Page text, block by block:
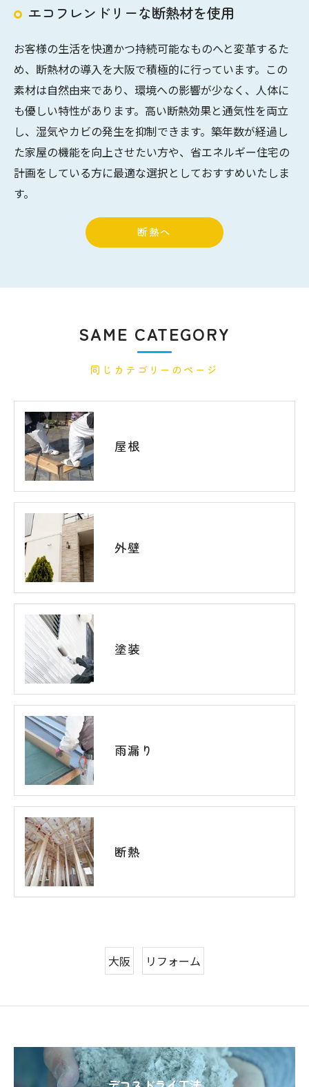
エコフレンドリーな断熱材を使用
お客様の生活を快適かつ持続可能なものへと変革するた
め、断熱材の導入を大阪で積極的に行っています。この
素材は自然由来であり、環境への影響が少なく、人体に
も優しい特性があります。高い断熱効果と通気性を両立
し、湿気やカビの発生を抑制できます。築年数が経過し
た家屋の機能を向上させたい方や、省エネルギー住宅の
計画をしている方に最適な選択としておすすめいたしま
す。
断熱へ
同じカテゴリーのページ
SAME CATEGORY
屋根
外壁
塗装
雨漏り
断熱
大阪 リフォーム